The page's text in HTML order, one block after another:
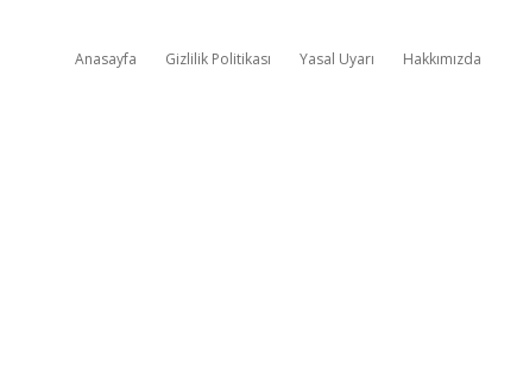
Anasayfa Gizlilik Politikası Yasal Uyarı Hakkımızda